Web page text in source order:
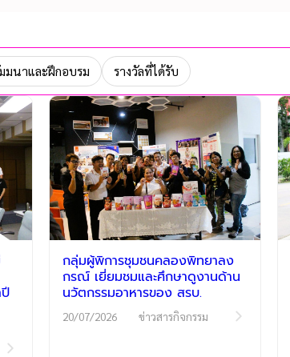
มนาและฝึกอบรม รางวัลที่ได้รับ
กลุ่มผู้พิการชุมชนคลองพิทยาลง
กรณ์ เยี่ยมชมและศึกษาดูงานด้าน
นวัตกรรมอาหารของ สรบ.
20/07/2026 ข่าวสารกิจกรรม